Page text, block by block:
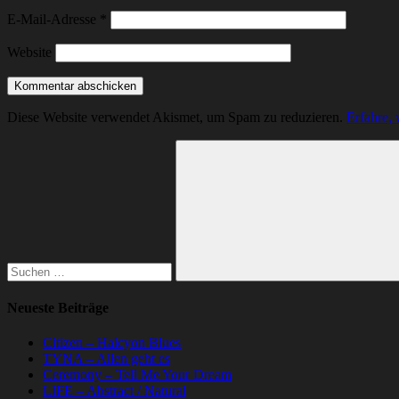
E-Mail-Adresse *
Website
Diese Website verwendet Akismet, um Spam zu reduzieren. Erfahre,
Suchen
Neueste Beiträge
Citizen – Halcyon Blues
TYNA – Allen geht es
Ceremony – Tell Me Your Dream
LIFE – Abstract / Natural